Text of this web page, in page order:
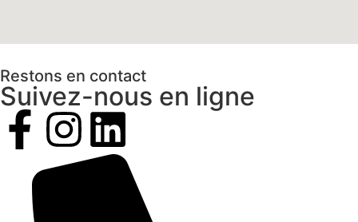
Restons en contact
Suivez-nous en ligne